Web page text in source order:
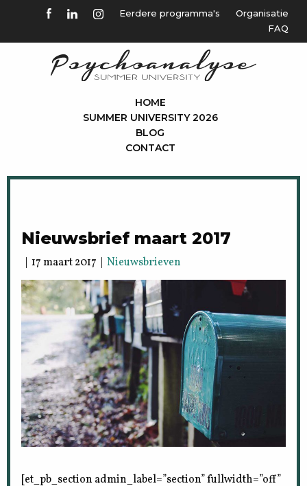
Eerdere programma's
Organisatie
FAQ
HOME
SUMMER UNIVERSITY 2026
BLOG
CONTACT
Nieuwsbrief maart 2017
| 17 maart 2017 |Nieuwsbrieven
[et_pb_section admin_label=”section” fullwidth=”off”